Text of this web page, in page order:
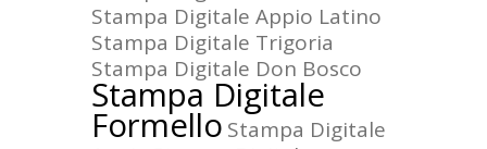
Stampa Digitale Appio Latino
Stampa Digitale Trigoria
Stampa Digitale Don Bosco
Stampa Digitale
Formello Stampa Digitale